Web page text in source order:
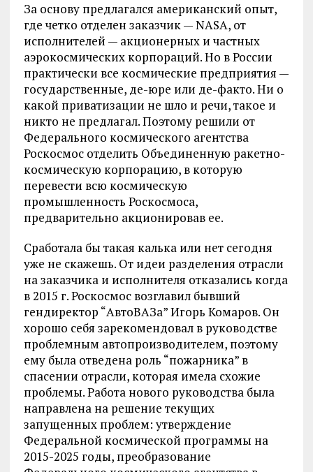
За основу предлагался американский опыт,
где четко отделен заказчик — NASA, от
исполнителей — акционерных и частных
аэрокосмических корпораций. Но в России
практически все космические предприятия —
государственные, де-юре или де-факто. Ни о
какой приватизации не шло и речи, такое и
никто не предлагал. Поэтому решили от
Федерального космического агентства
Роскосмос отделить Объединенную ракетно-
космическую корпорацию, в которую
перевести всю космическую
промышленность Роскосмоса,
предварительно акционировав ее.
Сработала бы такая калька или нет сегодня
уже не скажешь. От идеи разделения отрасли
на заказчика и исполнителя отказались когда
в 2015 г. Роскосмос возглавил бывший
гендиректор “АвтоВАЗа” Игорь Комаров. Он
хорошо себя зарекомендовал в руководстве
проблемным автопроизводителем, поэтому
ему была отведена роль “пожарника” в
спасении отрасли, которая имела схожие
проблемы. Работа нового руководства была
направлена на решение текущих
запущенных проблем: утверждение
Федеральной космической программы на
2015-2025 годы, преобразование